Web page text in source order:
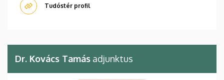
Tudóstér profil
Dr. Kovács Tamás adjunktus